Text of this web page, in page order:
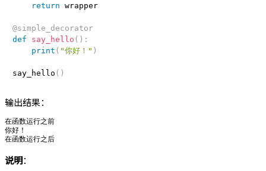
return wrapper
@simple_decorator
def
say_hello ( ) :
print ( "你好！" )
say_hello ( )
输出结果：
在函数运行之前
你好！
说明：